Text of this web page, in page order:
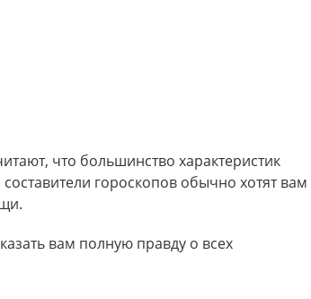
что большинство характеристик
гороскопов обычно хотят вам
вам полную правду о всех